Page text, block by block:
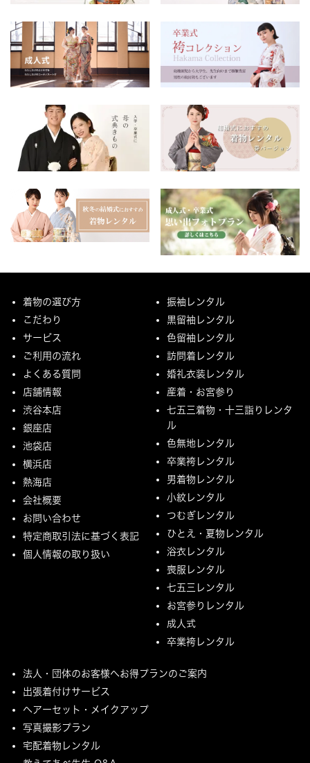
着物の選び方
こだわり
サービス
ご利用の流れ
よくある質問
店舗情報
渋谷本店
銀座店
池袋店
横浜店
熱海店
会社概要
お問い合わせ
特定商取引法に基づく表記
個人情報の取り扱い
振袖レンタル
黒留袖レンタル
色留袖レンタル
訪問着レンタル
婚礼衣装レンタル
産着・お宮参り
七五三着物・十三詣りレンタ
ル
色無地レンタル
卒業袴レンタル
男着物レンタル
小紋レンタル
つむぎレンタル
ひとえ・夏物レンタル
浴衣レンタル
喪服レンタル
七五三レンタル
お宮参りレンタル
成人式
卒業袴レンタル
法人・団体のお客様へお得プランのご案内
出張着付けサービス
ヘアーセット・メイクアップ
写真撮影プラン
宅配着物レンタル